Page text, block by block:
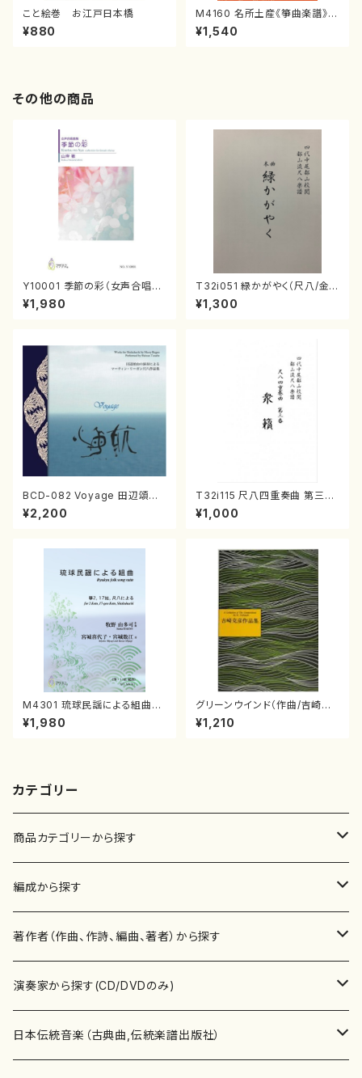
こと絵巻 お江戸日本橋
¥880
M4160 名所土産《箏曲楽譜》
（箏/宮城喜代子・宮城数江著・
宮城宗家監修/箏曲古典楽譜）
¥1,540
その他の商品
Y10001 季節の彩（女声合唱、
ピアノ/山岸徹/楽譜）
¥1,980
T32i051 緑かがやく（尺八/金
森高山/楽譜）都山流公刊楽譜曲
番：50
¥1,300
BCD-082 Voyage 田辺頌山
の演奏によるマーティン・リーガ
ン尺八作品集（田辺頌山/マーテ
¥2,200
T32i115 尺八四重奏曲 第三番
衆籟（尺八/初代 山本邦山/尺
八/都山式譜）都山流公刊楽譜曲
¥1,000
M4301 琉球民謡による組曲
（箏/牧野由多可作曲/宮城喜代
子・宮城数江著/箏曲楽譜）
¥1,980
グリーンウインド（作曲/吉崎克
彦/楽譜）
¥1,210
カテゴリー
商品カテゴリーから探す
楽譜
書籍
書籍
テキストブック
CD・DVD
チケット
編成から探す
邦楽器
箏・琴（ソロ）
箏・琴（合奏）
合唱
混声合唱
歌・声
著作者（作曲、作詩、編曲、著者）から探す
あ行
青木省三(アオキ ショウゾウ)
か行
演奏家から探す(CD/DVDのみ)
邦楽（箏、三味線、尺八等）演奏家
日本伝統音楽（古典曲,伝統楽譜出版社）